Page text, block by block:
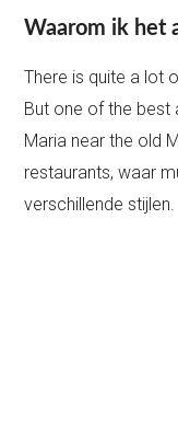
Waarom ik het
There is quite a lot
But one of the best
Maria near the old
restaurants, waar
verschillende stijlen.